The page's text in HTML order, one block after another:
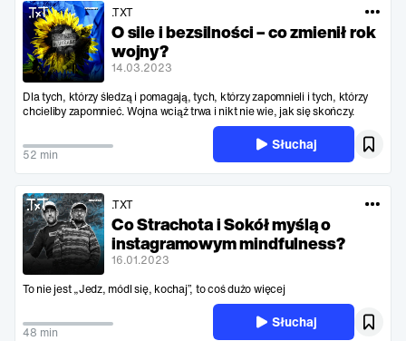
.TXT
O sile i bezsilności – co zmienił rok
wojny?
14.03.2023
Dla tych, którzy śledzą i pomagają, tych, którzy zapomnieli i tych, którzy
chcieliby zapomnieć. Wojna wciąż trwa i nikt nie wie, jak się skończy.
52 min
Słuchaj
.TXT
Co Strachota i Sokół myślą o
instagramowym mindfulness?
16.01.2023
To nie jest „Jedz, módl się, kochaj”, to coś dużo więcej
48 min
Słuchaj